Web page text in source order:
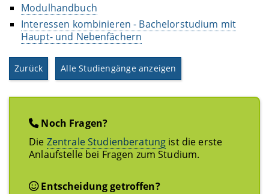
Noch Fragen?
Die Zentrale Studienberatung ist die erste
Anlaufstelle bei Fragen zum Studium.
Entscheidung getroffen?
Modulhandbuch
Interessen kombinieren - Bachelorstudium mit
Haupt- und Nebenfächern
Zurück Alle Studiengänge anzeigen